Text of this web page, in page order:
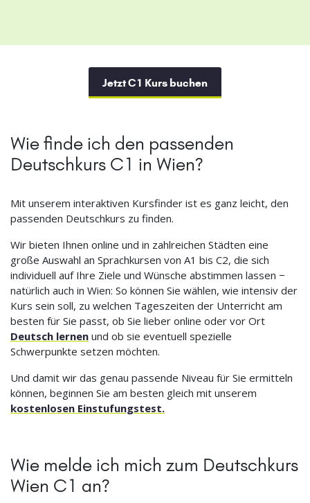
Jetzt C1 Kurs buchen
Wie finde ich den passenden
Deutschkurs C1 in Wien?
Mit unserem interaktiven Kursfinder ist es ganz leicht, den
passenden Deutschkurs zu finden.
Wir bieten Ihnen online und in zahlreichen Städten eine
große Auswahl an Sprachkursen von A1 bis C2, die sich
individuell auf Ihre Ziele und Wünsche abstimmen lassen −
natürlich auch in Wien: So können Sie wählen, wie intensiv der
Kurs sein soll, zu welchen Tageszeiten der Unterricht am
besten für Sie passt, ob Sie lieber online oder vor Ort
Deutsch lernen und ob sie eventuell spezielle
Schwerpunkte setzen möchten.
Und damit wir das genau passende Niveau für Sie ermitteln
können, beginnen Sie am besten gleich mit unserem
kostenlosen Einstufungstest.
Wie melde ich mich zum Deutschkurs
Wien C1 an?